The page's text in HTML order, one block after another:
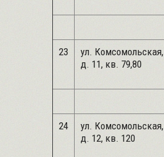
23
ул. Комсомольская,
д. 11, кв. 79,80
24
ул. Комсомольская,
д. 12, кв. 120